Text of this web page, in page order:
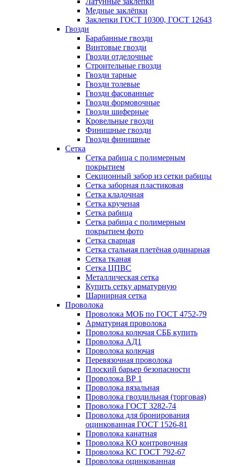
Медные заклёпки
Заклепки ГОСТ 10300, ГОСТ 12643
Гвозди
Барабанные гвозди
Винтовые гвозди
Гвозди отделочные
Строительные гвозди
Гвозди тарные
Гвозди толевые
Гвозди фасованные
Гвозди формовочные
Гвозди шиферные
Кровельные гвозди
Финишные гвозди
Гвозди финишные
Сетка
Сетка рабица с полимерным
покрытием
Секционный забор из сетки рабицы
Сетка заборная пластиковая
Сетка кладочная
Сетка крученая
Сетка рабица
Сетка рабица с полимерным
покрытием фото
Сетка сварная
Сетка стальная плетёная одинарная
Сетка тканая
Сетка ЦПВС
Металлическая сетка
Купить сетку арматурную
Шарнирная сетка
Проволока
Проволока МОБ по ГОСТ 4752-79
Арматурная проволока
Проволока колючая СББ купить
Проволока АД1
Проволока колючая
Перевязочная проволока
Плоский барьер безопасности
Проволока ВР 1
Проволока вязальная
Проволока гвоздильная (торговая)
Проволока ГОСТ 3282-74
Проволока для бронирования
оцинкованная ГОСТ 1526-81
Проволока канатная
Проволока КО контровочная
Проволока КС ГОСТ 792-67
Проволока оцинкованная